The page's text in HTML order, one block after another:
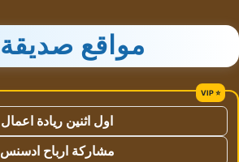
مواقع صديقة
اول اثنين ريادة اعمال
مشاركة ارباح ادسنس